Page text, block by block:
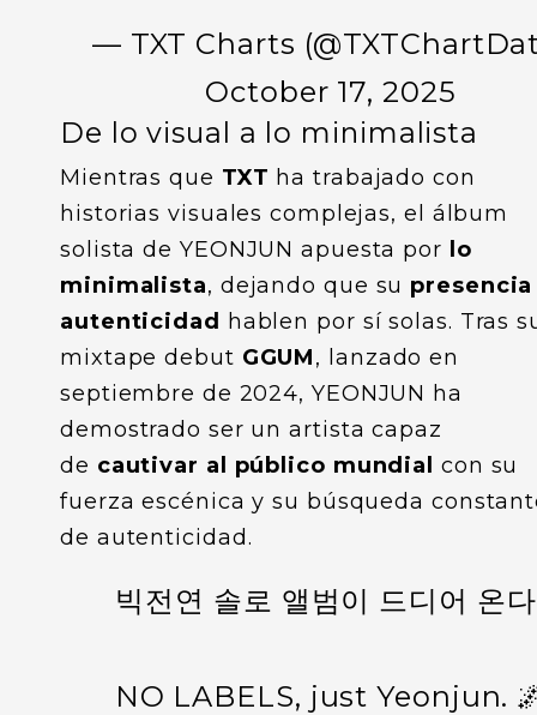
— TXT Charts
October 17, 2025
De lo visual a lo minimalista
Mientras que TXT ha trabajado con
historias visuales complejas, el álbum
solista de YEONJUN apuesta por
lo
minimalista, dejando que su presencia
autenticidad
hablen por sí solas. Tras
mixtape debut GGUM, lanzado en
septiembre de 2024, YEONJUN ha
demostrado ser un artista capaz
de cautivar al público mundial
con su
fuerza escénica y su búsqueda
de autenticidad.
빅전연 솔로 앨범이 드디어 온
NO LABELS, just Yeonjun.